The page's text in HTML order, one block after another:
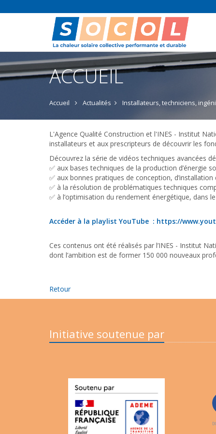
ACCUEIL
Accueil Actualités Installateurs, techniciens,
L'Agence Qualité Construction et l'INES - Institut
installateurs et aux prescripteurs de découvrir les
Découvrez la série de vidéos techniques avancées
✅ aux bases techniques de la production d’énergie
✅ aux bonnes pratiques de conception,
✅ à la résolution de problématiques techniques
✅ à l’optimisation du rendement énergétique, dans
Accéder à la playlist YouTube : https://
Ces contenus ont été réalisés par l’INES - Institut
dont l’ambition est de former 150 000 nouveaux
Retour
Initiative soutenue par